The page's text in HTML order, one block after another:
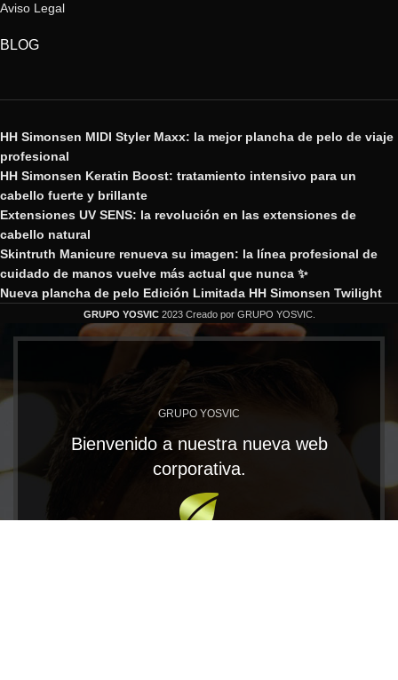
Aviso Legal
BLOG
HH Simonsen MIDI Styler Maxx: la mejor plancha de pelo de viaje
profesional
HH Simonsen Keratin Boost: tratamiento intensivo para un
cabello fuerte y brillante
Extensiones UV SENS: la revolución en las extensiones de
cabello natural
Skintruth Manicure renueva su imagen: la línea profesional de
cuidado de manos vuelve más actual que nunca ✨
Nueva plancha de pelo Edición Limitada HH Simonsen Twilight
GRUPO YOSVIC 2023 Creado por GRUPO YOSVIC.
GRUPO YOSVIC
Bienvenido a nuestra nueva web
corporativa.